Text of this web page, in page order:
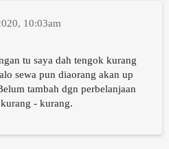
10:03am
tu saya dah tengok kurang
sewa pun diaorang akan up
tambah dgn perbelanjaan
- kurang.